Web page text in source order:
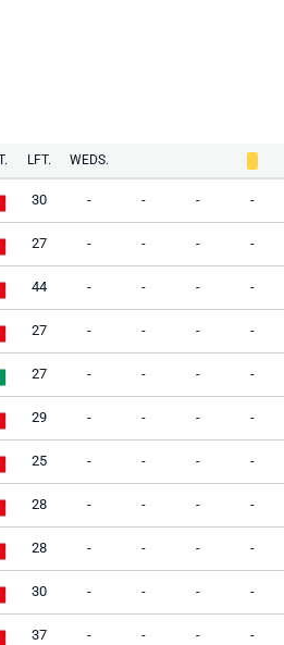
LFT. WEDS.
30 - - - -
27 - - - -
44 - - - -
27 - - - -
27 - - - -
29 - - - -
25 - - - -
28 - - - -
28 - - - -
30 - - - -
37 - - - -